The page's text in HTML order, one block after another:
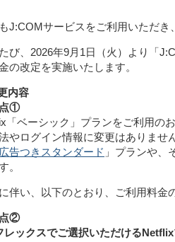
J:COMサービスをご利用いただき
び、2026年9月1日（火）より「
の改定を実施いたします。
内容
①
「ベーシック」プランをご利用のお
やログイン情報に変更はありません
広告つきスタンダード 」プランや、
。
伴い、以下のとおり、ご利用料金
②
レックスでご選択いただける